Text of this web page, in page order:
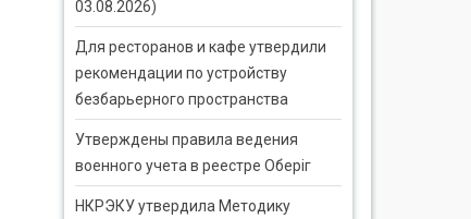
03.08.2026)
Для ресторанов и кафе утвердили
рекомендации по устройству
безбарьерного пространства
Утверждены правила ведения
военного учета в реестре Оберіг
НКРЭКУ утвердила Методику